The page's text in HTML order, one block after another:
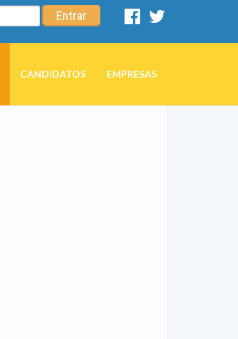
Entrar
Facebook
CANDIDATOS EMPRESAS